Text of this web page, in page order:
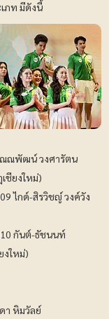
ภท มีดังนี้
ณณพัฒน์ วงศารัตน
ชียงใหม่)
ไกด์-สิรวิชญ์ วงค์วัง
กันต์-ธัชนนท์
งใหม่)
า หิมวัลย์